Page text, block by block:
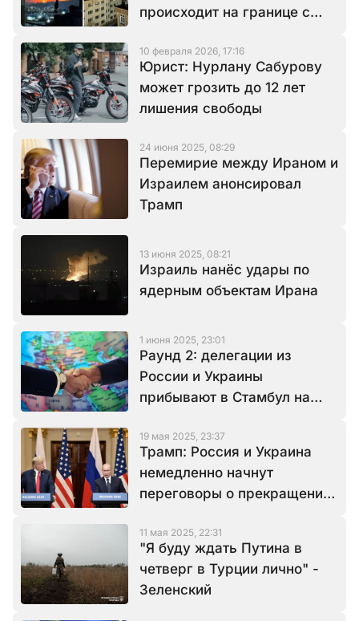
происходит на границе с
10 февраля 2026, 17:16
Юрист: Нурлану Сабурову
может грозить до 12 лет
лишения свободы
24 июня 2025, 08:29
Перемирие между Ираном и
Израилем анонсировал
Трамп
13 июня 2025, 08:21
Израиль нанёс удары по
ядерным объектам Ирана
1 июня 2025, 23:01
Раунд 2: делегации из
России и Украины
прибывают в Стамбул на
19 мая 2025, 23:37
Трамп: Россия и Украина
немедленно начнут
переговоры о прекращении
11 мая 2025, 22:31
"Я буду ждать Путина в
четверг в Турции лично" -
Зеленский